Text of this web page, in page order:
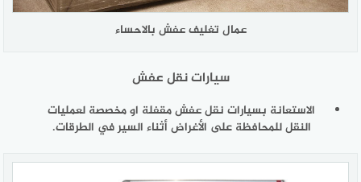
عمال تغليف عفش بالاحساء
سيارات نقل عفش
الاستعانة بسيارات نقل عفش مقفلة او مخصصة لعمليات
النقل للمحافظة على الأغراض أثناء السير في الطرقات.